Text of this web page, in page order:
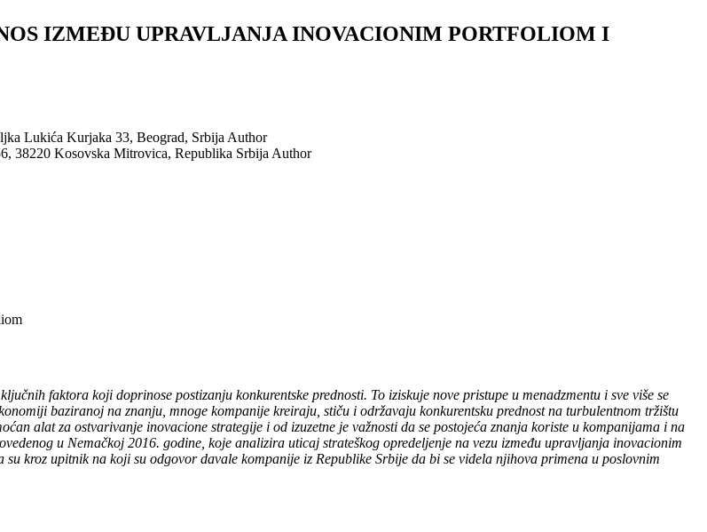
IZMEĐU UPRAVLJANJA INOVACIONIM PORTFOLIOM I
Lukića Kurjaka 33, Beograd, Srbija Author
38220 Kosovska Mitrovica, Republika Srbija Author
faktora koji doprinose postizanju konkurentske prednosti. To iziskuje nove pristupe u menadzmentu i sve više se
baziranoj na znanju, mnoge kompanije kreiraju, stiču i održavaju konkurentsku prednost na turbulentnom tržištu
alat za ostvarivanje inovacione strategije i od izuzetne je važnosti da se postojeća znanja koriste u kompanijama i na
u Nemačkoj 2016. godine, koje analizira uticaj strateškog opredeljenje na vezu između upravljanja inovacionim
kroz upitnik na koji su odgovor davale kompanije iz Republike Srbije da bi se videla njihova primena u poslovnim